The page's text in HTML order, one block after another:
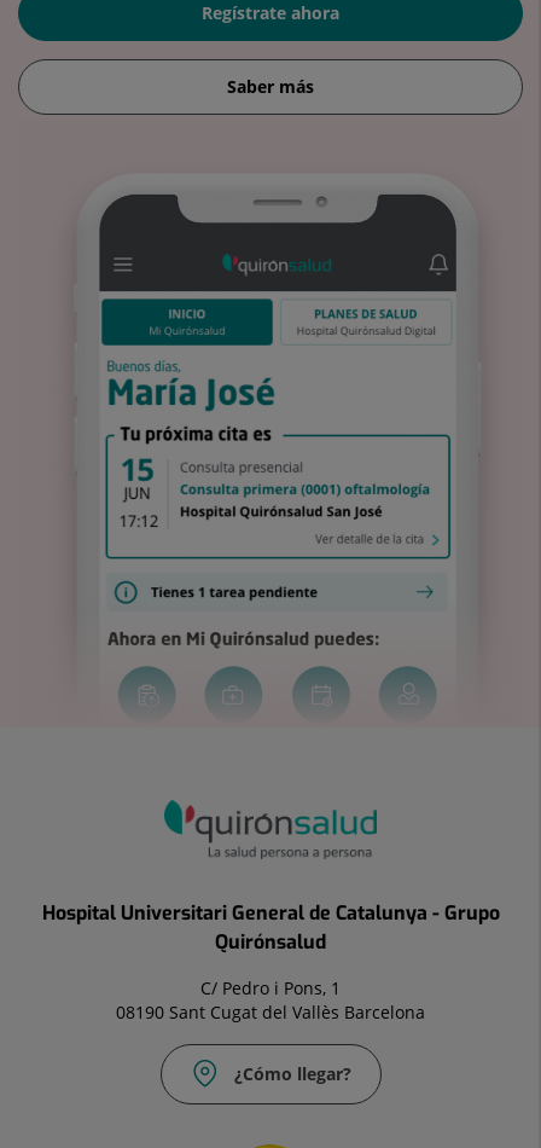
Regístrate ahora
Saber más
Hospital Universitari General de Catalunya - Grupo
Quirónsalud
C/ Pedro i Pons, 1
08190 Sant Cugat del Vallès Barcelona
¿Cómo llegar?